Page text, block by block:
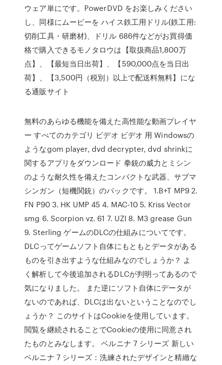
ウェア単にです。PowerDVD をお楽しみください
し、同様にムービーを ハイス鉄工用ドリル(鉄工用:
切削工具・研磨材)、ドリル 686件などがお買得価
格で購入できるモノタロウは【取扱商品1,800万
点】、【最短当日出荷】、【590,000点を当日出
荷】、【3,500円（税別）以上で配送料無料】にな
る通販サイト
無料のあらゆる機能を備えた高性能な動画プレイヤ
ー すべてのカテゴリ ビデオ ビデオ 用 Windowsの
ようなgom player, dvd decrypter, dvd shrinkに
関するアプリをダウンロード 拳銃の威力とミシン
のような耐久性を備えたコンパクトな武器、サブマ
シンガン（短機関銃）のパックです。 1.B+T MP9 2.
FN P90 3. HK UMP 45 4. MAC-10 5. Kriss Vector
smg 6. Scorpion vz. 61 7. UZI 8. M3 grease Gun
9. Sterling ゲームのDLCの仕組みについてです。
DLCってゲームソフト自体にもともとデータがある
ものを引き出すような仕組みなのでしょうか？ よ
く解析して今後追加されるDLCが判明ってあるので
気になりました。 また逆にソフト自体にデータが
ないのであれば、DLCは出ないということなのでし
ょうか？ このサイトはCookieを使用しています。
閲覧を継続されることでCookieの使用に同意され
たものとみなします。 ベルニナ 7 シリーズ 新しい
ベルニナ 7 シリーズ：洗練されたデザインと精緻な